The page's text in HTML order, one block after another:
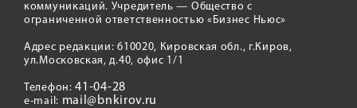
коммуникаций. Учредитель — Общество с
ограниченной ответственностью «Бизнес Ньюс»
Адрес редакции: 610020, Кировская обл., г.Киров,
ул.Московская, д.40, офис 1/1
Телефон:41-04-28
e-mail: mail@bnkirov.ru